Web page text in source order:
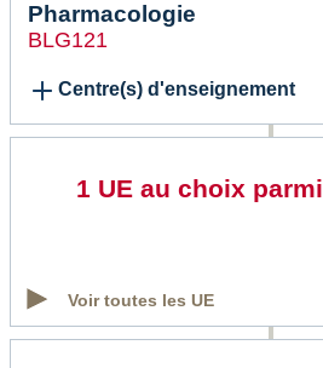
Pharmacologie
BLG121
Centre(s) d'enseignement
1 UE au choix parmi
Voir toutes les UE